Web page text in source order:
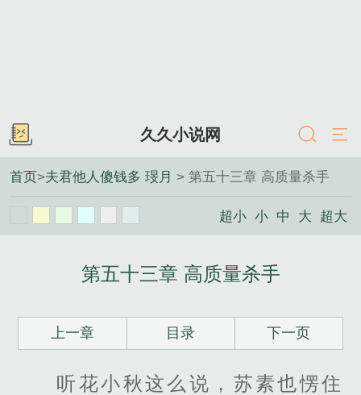
久久小说网
首页>夫君他人傻钱多 琝月 > 第五十三章 高质量杀手
超小 小 中 大 超大
第五十三章 高质量杀手
上一章 目录 下一页
听花小秋这么说，苏素也愣住